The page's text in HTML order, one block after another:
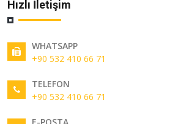
Hızlı İletişim
WHATSAPP
+90 532 410 66 71
TELEFON
+90 532 410 66 71